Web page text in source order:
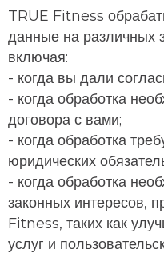
TRUE Fitness
данные на различных
включая:
- когда вы дали
- когда обработка
договора с вами;
- когда обработка
юридических
- когда обработка
законных интересов,
Fitness, таких как
услуг и